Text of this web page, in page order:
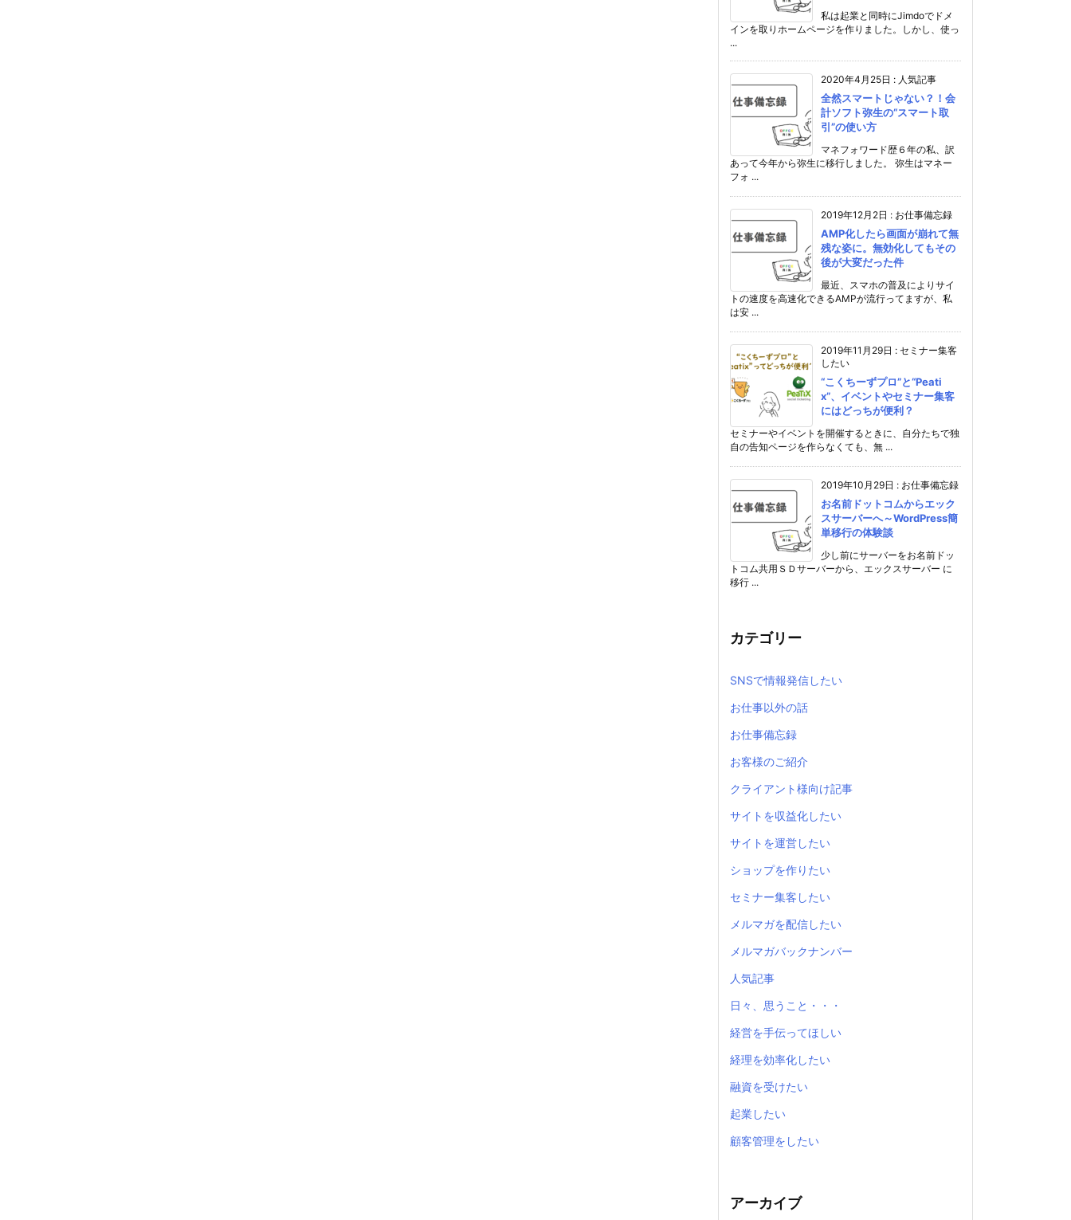
私は起業と同時にJimdoでドメ
インを取りホームページを作りました。しかし、使っ
...
2020年4月25日 : 人気記事
全然スマートじゃない？！会
計ソフト弥生の“スマート取
引”の使い方
マネフォワード歴６年の私、訳
あって今年から弥生に移行しました。 弥生はマネー
フォ ...
2019年12月2日 : お仕事備忘録
AMP化したら画面が崩れて無
残な姿に。無効化してもその
後が大変だった件
最近、スマホの普及によりサイ
トの速度を高速化できるAMPが流行ってますが、私
は安 ...
2019年11月29日 : セミナー集客
したい
“こくちーずプロ”と“Peati
x”、イベントやセミナー集客
にはどっちが便利？
セミナーやイベントを開催するときに、自分たちで独
自の告知ページを作らなくても、無 ...
2019年10月29日 : お仕事備忘録
お名前ドットコムからエック
スサーバーへ～WordPress簡
単移行の体験談
少し前にサーバーをお名前ドッ
トコム共用ＳＤサーバーから、エックスサーバー に
移行 ...
カテゴリー
SNSで情報発信したい
お仕事以外の話
お仕事備忘録
お客様のご紹介
クライアント様向け記事
サイトを収益化したい
サイトを運営したい
ショップを作りたい
セミナー集客したい
メルマガを配信したい
メルマガバックナンバー
人気記事
日々、思うこと・・・
経営を手伝ってほしい
経理を効率化したい
融資を受けたい
起業したい
顧客管理をしたい
アーカイブ